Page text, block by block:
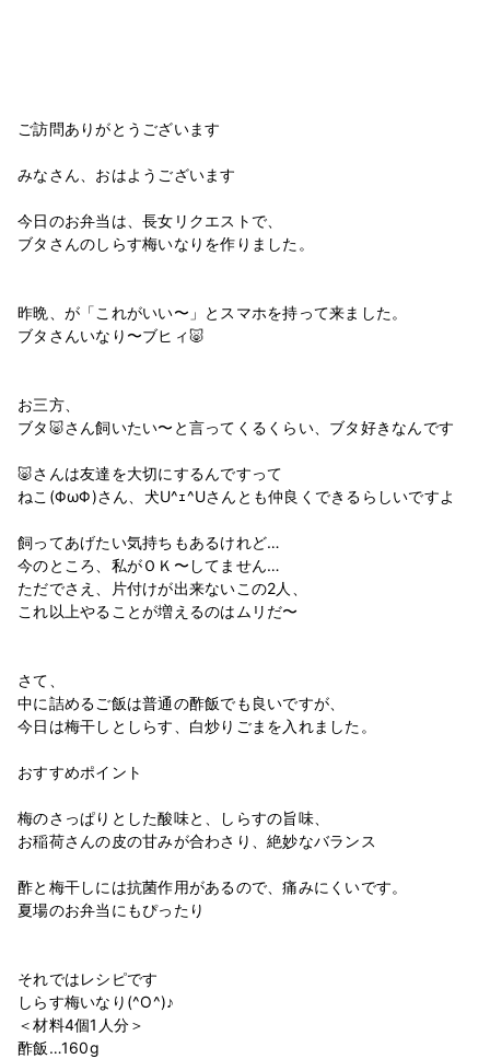
ご訪問ありがとうございます
みなさん、おはようございます
今日のお弁当は、長女リクエストで、
ブタさんのしらす梅いなりを作りました。
昨晩、が「これがいい〜」とスマホを持って来ました。
ブタさんいなり〜ブヒィ🐷
お三方、
ブタ🐷さん飼いたい〜と言ってくるくらい、ブタ好きなんです
🐷さんは友達を大切にするんですって
ねこ(ΦωΦ)さん、犬U^ｪ^Uさんとも仲良くできるらしいですよ
飼ってあげたい気持ちもあるけれど…
今のところ、私がＯＫ〜してません…
ただでさえ、片付けが出来ないこの2人、
これ以上やることが増えるのはムリだ〜
さて、
中に詰めるご飯は普通の酢飯でも良いですが、
今日は梅干しとしらす、白炒りごまを入れました。
おすすめポイント
梅のさっぱりとした酸味と、しらすの旨味、
お稲荷さんの皮の甘みが合わさり、絶妙なバランス
酢と梅干しには抗菌作用があるので、痛みにくいです。
夏場のお弁当にもぴったり
それではレシピです
しらす梅いなり(^O^)♪
＜材料4個1人分＞
酢飯…160g